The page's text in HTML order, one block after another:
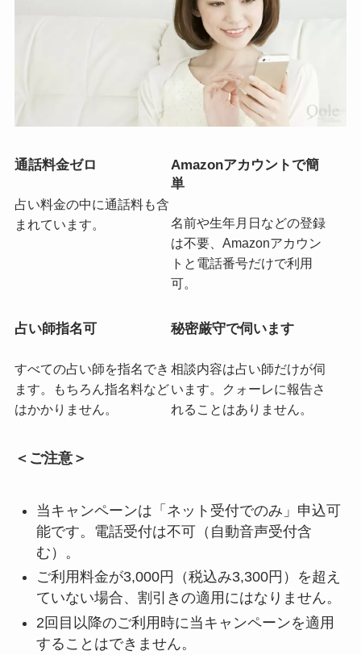
通話料金ゼロ
占い料金の中に通話料も含
まれています。
Amazonアカウントで簡
単
名前や生年月日などの登録
は不要、Amazonアカウン
トと電話番号だけで利用
可。
占い師指名可
すべての占い師を指名でき
ます。もちろん指名料など
はかかりません。
秘密厳守で伺います
相談内容は占い師だけが伺
います。クォーレに報告さ
れることはありません。
＜ご注意＞
当キャンペーンは「ネット受付でのみ」申込可
能です。電話受付は不可（自動音声受付含
む）。
ご利用料金が3,000円（税込み3,300円）を超え
ていない場合、割引きの適用にはなりません。
2回目以降のご利用時に当キャンペーンを適用
することはできません。